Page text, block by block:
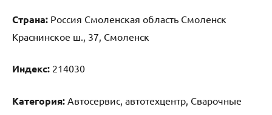
Страна: Россия Смоленская область Смоленск
Краснинское ш., 37, Смоленск
Индекс: 214030
Категория: Автосервис, автотехцентр, Сварочные